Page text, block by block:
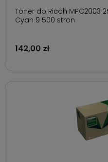
Toner do Ricoh MPC2003
Cyan 9 500 stron
142,00 zł